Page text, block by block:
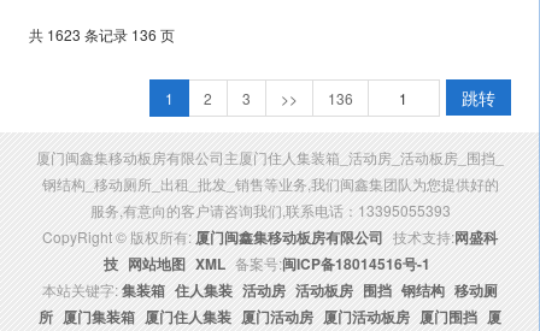
共 1623 条记录 136 页
1 2 3 >> 136 跳转
厦门闽鑫集移动板房有限公司主厦门住人集装箱_活动房_活动板房_围挡_
钢结构_移动厕所_出租_批发_销售等业务,我们闽鑫集团队为您提供好的
服务,有意向的客户请咨询我们,联系电话：13395055393
CopyRight © 版权所有: 厦门闽鑫集移动板房有限公司 技术支持:网盛科
技 网站地图 XML 备案号:闽ICP备18014516号-1
本站关键字:集装箱 住人集装 活动房 活动板房 围挡 钢结构 移动厕
所 厦门集装箱 厦门住人集装 厦门活动房 厦门活动板房 厦门围挡 厦